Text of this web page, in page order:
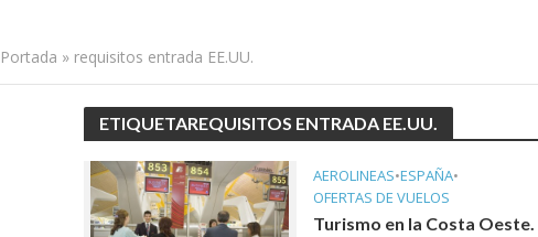
Portada » requisitos entrada EE.UU.
ETIQUETAREQUISITOS ENTRADA EE.UU.
AEROLINEAS•ESPAÑA•
OFERTAS DE VUELOS
Turismo en la Costa Oeste.